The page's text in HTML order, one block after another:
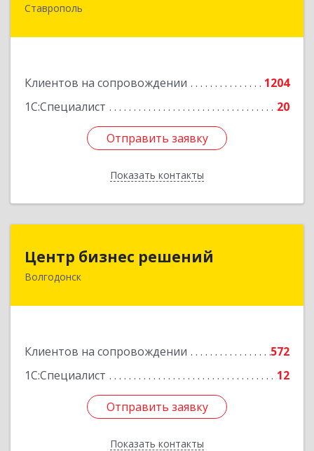
Ставрополь
Клиентов на сопровождении
1204
1С:Специалист
20
Отправить заявку
Показать контакты
355002, Ставропольский край, Ставрополь г,
Отправить заявку
Назад
Центр бизнес решений
Волгодонск
Клиентов на сопровождении
572
1С:Специалист
12
Отправить заявку
Показать контакты
Центр бизнес решений
347375, Ростовская обл, Волгодонск г,
Отправить заявку
Назад